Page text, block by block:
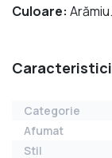
Culoare: Arămiu.
Caracteristici
Categorie
Afumat
Stil